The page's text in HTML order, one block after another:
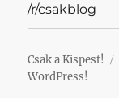
/r/csakblog
Csak a Kispest!
WordPress!